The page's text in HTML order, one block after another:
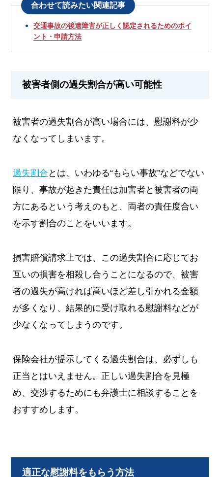
合わせて読みたい関連記事
交通事故の後遺障害が正しく認定されるためのポイ
ント・申請方法
被害者側の過失割合が高い可能性
被害者の過失割合が高い場合には、慰謝料が少
なくなってしまいます。
過失割合 とは、いわゆる“もらい事故”などでない
限り、事故が起きた責任は加害者と被害者の両
方にあるという考えのもと、両者の責任度合い
を示す割合のことをいいます。
損害賠償請求上では、この過失割合に応じてお
互いの損害を相殺し合うことになるので、被害
者の過失が高ければ高いほど差し引かれる金額
が多くなり、結果的に受け取れる慰謝料などが
少なくなってしまうのです。
保険会社が提示してくる過失割合は、必ずしも
正当とはいえません。正しい過失割合を見極
め、交渉するためにも弁護士に相談することを
おすすめします。
適正な慰謝料をもらう方法